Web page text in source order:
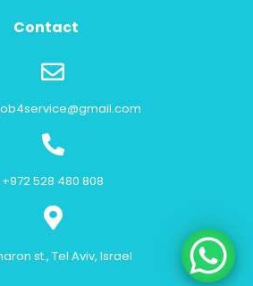
Contact
+972 528 480 808
st., Tel Aviv, Israel